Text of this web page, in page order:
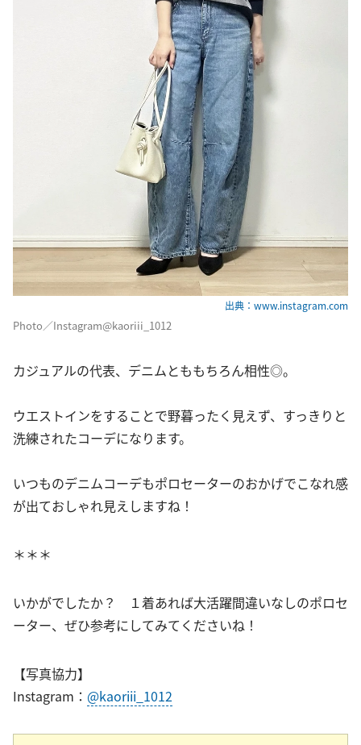
出典：www.instagram.com
Photo／Instagram@kaoriii_1012
カジュアルの代表、デニムとももちろん相性◎。
ウエストインをすることで野暮ったく見えず、すっきりと
洗練されたコーデになります。
いつものデニムコーデもポロセーターのおかげでこなれ感
が出ておしゃれ見えしますね！
＊＊＊
いかがでしたか？ １着あれば大活躍間違いなしのポロセ
ーター、ぜひ参考にしてみてくださいね！
【写真協力】
Instagram： @kaoriii_1012